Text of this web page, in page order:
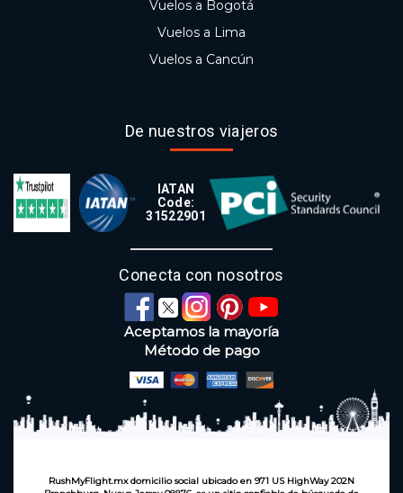
Vuelos a Bogotá
Vuelos a Lima
Vuelos a Cancún
De nuestros viajeros
IATAN
Code:
31522901
Conecta con nosotros
Aceptamos la mayoría
Método de pago
RushMyFlight.mx domicilio social ubicado en 971 US HighWay 202N